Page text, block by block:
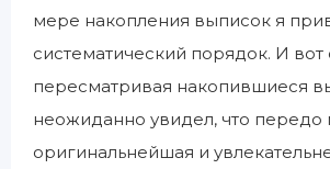
мере накопления выписок я
систематический порядок. И
пересматривая накопившиеся
неожиданно увидел, что передо
оригинальнейшая и